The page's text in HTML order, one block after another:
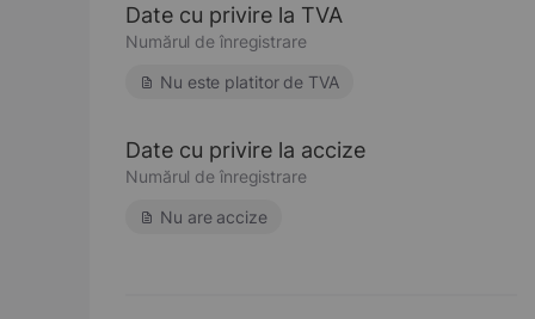
Date cu privire la TVA
Numărul de înregistrare
Nu este platitor de TVA
Date cu privire la accize
Numărul de înregistrare
Nu are accize